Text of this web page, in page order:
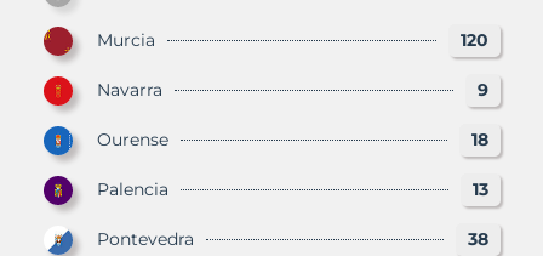
Murcia 120
Navarra 9
Ourense 18
Palencia 13
Pontevedra 38